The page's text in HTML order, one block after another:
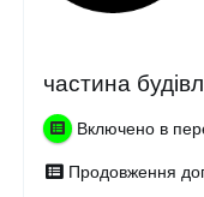
частина
Включено в
Продовження